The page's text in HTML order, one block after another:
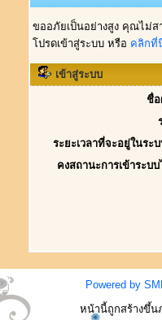
ขออภัยเป็นอย่างสูง คุณไม่
โปรดเข้าสู่ระบบ หรือ คลิกที่
เข้าสู่ระบบ
ชื่อ
ระยะเวลาที่จะอยู่ในระ
คงสถานะการเข้าระบ
Powered by
หน้านี้ถูกสร้างขึ้น